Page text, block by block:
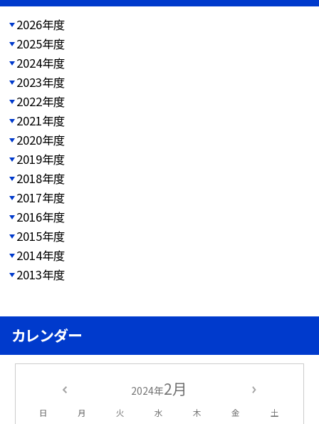
2026年度
2025年度
2024年度
2023年度
2022年度
2021年度
2020年度
2019年度
2018年度
2017年度
2016年度
2015年度
2014年度
2013年度
カレンダー
2024年2月
日 月 火 水 木 金 土